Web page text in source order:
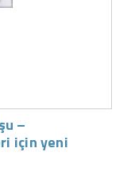
–
için yeni